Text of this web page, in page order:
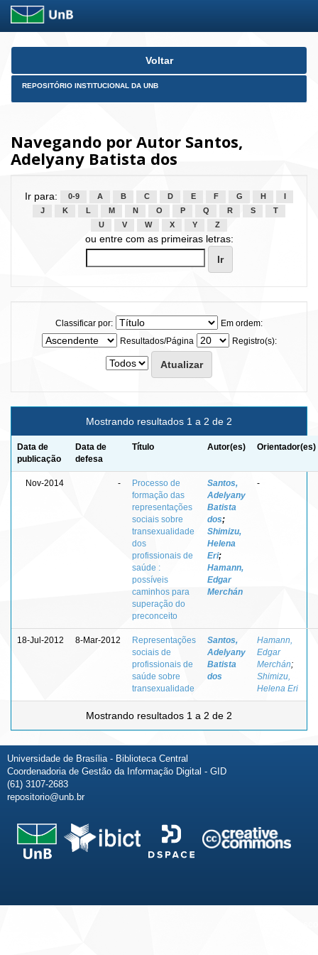
Skip
Voltar
REPOSITÓRIO INSTITUCIONAL DA UNB
Navegando por Autor Santos,
Adelyany Batista dos
Ir para: 0-9 A B C D E F G H
J
K L M N O P Q R S
T
U
V W X Y Z
ou entre com as primeiras letras:
Classificar por:
Em ordem:
Resultados/Página
Registro(s):
Mostrando resultados 1 a 2 de 2
Data de
publicação
Data de
defesa
Título Autor(es) Orientador(es)
Nov-2014 -
Processo de
formação das
representações
sociais sobre
transexualidade
dos
profissionais de
saúde :
possíveis
caminhos para
superação do
preconceito
Santos,
Adelyany
Batista
dos;
Shimizu,
Helena
Eri;
Hamann,
Edgar
Merchán
-
18-Jul-2012 8-Mar-2012
Representações
sociais de
profissionais de
saúde sobre
transexualidade
Santos,
Adelyany
Batista
dos
Hamann,
Edgar
Merchán;
Shimizu,
Helena Eri
Mostrando resultados 1 a 2 de 2
Universidade de Brasília - Biblioteca Central
Coordenadoria de Gestão da Informação Digital - GID
(61) 3107-2683
repositorio@unb.br